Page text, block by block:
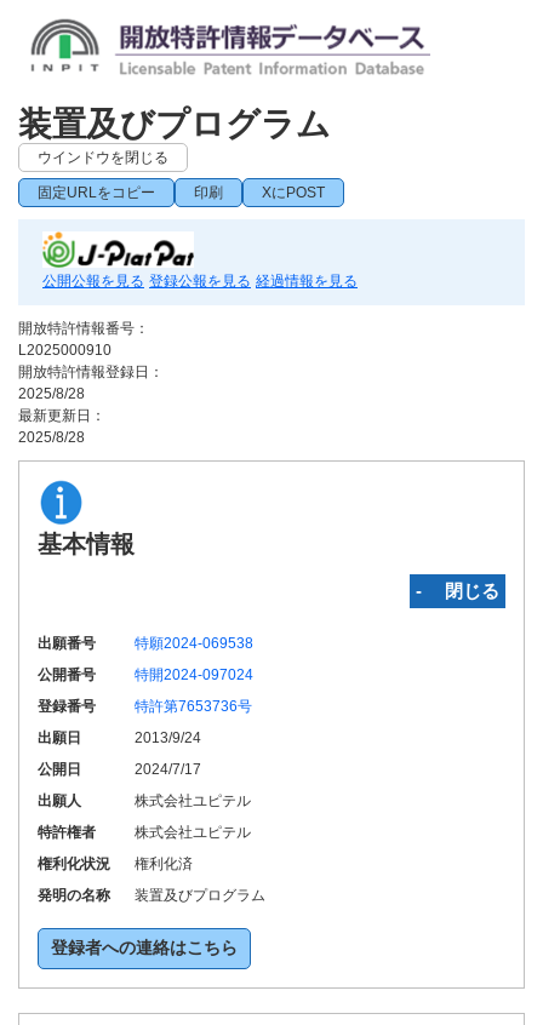
装置及びプログラム
ウインドウを閉じる
固定URLをコピー 印刷 XにPOST
公開公報を見る 登録公報を見る 経過情報を見る
開放特許情報番号：
L2025000910
開放特許情報登録日：
2025/8/28
最新更新日：
2025/8/28
基本情報
‐ 閉じる
出願番号
特願2024-069538
公開番号
特開2024-097024
登録番号
特許第7653736号
出願日
2013/9/24
公開日
2024/7/17
出願人
株式会社ユピテル
特許権者
株式会社ユピテル
権利化状況
権利化済
発明の名称
装置及びプログラム
登録者への連絡はこちら